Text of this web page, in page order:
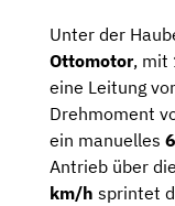
Unter der
Ottomotor, mit
eine Leitung
Drehmoment
ein manuelles
Antrieb über
km/h sprintet